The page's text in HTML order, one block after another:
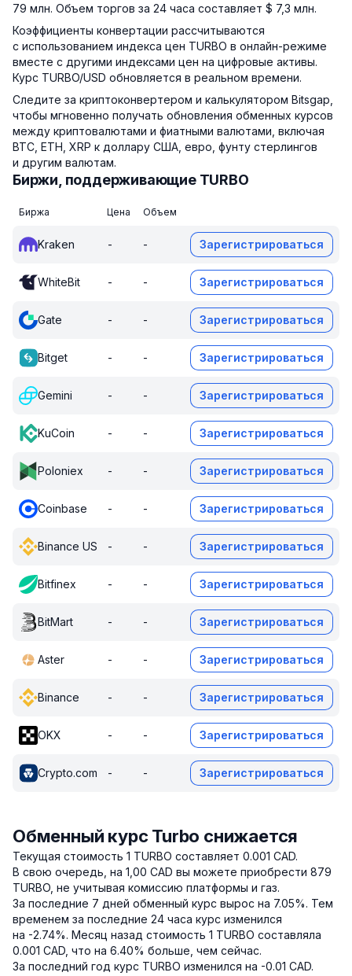
79 млн. Объем торгов за 24 часа составляет $ 7,3 млн.
Коэффициенты конвертации рассчитываются
с использованием индекса цен TURBO в онлайн-режиме
вместе с другими индексами цен на цифровые активы.
Курс TURBO/USD обновляется в реальном времени.
Следите за криптоконвертером и калькулятором Bitsgap,
чтобы мгновенно получать обновления обменных курсов
между криптовалютами и фиатными валютами, включая
BTC, ETH, XRP к доллару США, евро, фунту стерлингов
и другим валютам.
Биржи, поддерживающие TURBO
Биржа Цена Объем
Kraken - - Зарегистрироваться
WhiteBit - - Зарегистрироваться
Gate - - Зарегистрироваться
Bitget - - Зарегистрироваться
Gemini - - Зарегистрироваться
KuCoin - - Зарегистрироваться
Poloniex - - Зарегистрироваться
Coinbase - - Зарегистрироваться
Binance US - - Зарегистрироваться
Bitfinex - - Зарегистрироваться
BitMart - - Зарегистрироваться
Aster - - Зарегистрироваться
Binance - - Зарегистрироваться
OKX - - Зарегистрироваться
Crypto.com - - Зарегистрироваться
Обменный курс Turbo снижается
Текущая стоимость 1 TURBO составляет 0.001 CAD.
В свою очередь, на 1,00 CAD вы можете приобрести 879
TURBO, не учитывая комиссию платформы и газ.
За последние 7 дней обменный курс вырос на 7.05%. Тем
временем за последние 24 часа курс изменился
на -2.74%. Месяц назад стоимость 1 TURBO составляла
0.001 CAD, что на 6.40% больше, чем сейчас.
За последний год курс TURBO изменился на -0.01 CAD.